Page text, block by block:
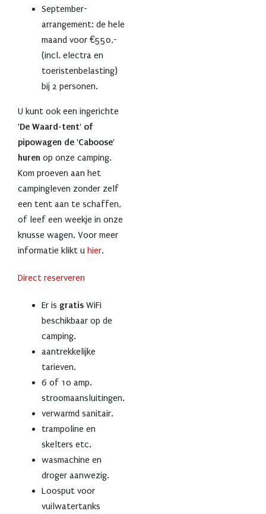
September-
arrangement: de hele
maand voor €550,-
(incl. electra en
toeristenbelasting)
bij 2 personen.
U kunt ook een ingerichte
'De Waard-tent' of
pipowagen de 'Caboose'
huren op onze camping.
Kom proeven aan het
campingleven zonder zelf
een tent aan te schaffen,
of leef een weekje in onze
knusse wagen. Voor meer
informatie klikt u hier.
Direct reserveren
Er is gratis WiFi
beschikbaar op de
camping.
aantrekkelijke
tarieven.
6 of 10 amp.
stroomaansluitingen.
verwarmd sanitair.
trampoline en
skelters etc.
wasmachine en
droger aanwezig.
Loosput voor
vuilwatertanks